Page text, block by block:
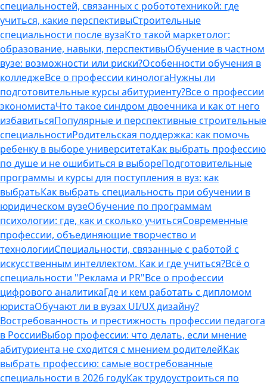
специальностей, связанных с робототехникой: где
учиться, какие перспективыСтроительные
специальности после вузаКто такой маркетолог:
образование, навыки, перспективыОбучение в частном
вузе: возможности или риски?Особенности обучения в
колледжеВсе о профессии кинологаНужны ли
подготовительные курсы абитуриенту?Все о профессии
экономистаЧто такое синдром двоечника и как от него
избавитьсяПопулярные и перспективные строительные
специальностиРодительская поддержка: как помочь
ребенку в выборе университетаКак выбрать профессию
по душе и не ошибиться в выбореПодготовительные
программы и курсы для поступления в вуз: как
выбратьКак выбрать специальность при обучении в
юридическом вузеОбучение по программам
психологии: где, как и сколько учитьсяСовременные
профессии, объединяющие творчество и
технологииСпециальности, связанные с работой с
искусственным интеллектом. Как и где учиться?Всё о
специальности "Реклама и PR"Все о профессии
цифрового аналитикаГде и кем работать с дипломом
юристаОбучают ли в вузах UI/UX дизайну?
Востребованность и престижность профессии педагога
в РоссииВыбор профессии: что делать, если мнение
абитуриента не сходится с мнением родителейКак
выбрать профессию: самые востребованные
специальности в 2026 годуКак трудоустроиться по